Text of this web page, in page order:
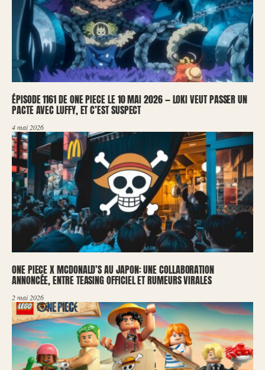
ÉPISODE 1161 DE ONE PIECE LE 10 MAI 2026 — LOKI VEUT PASSER UN
PACTE AVEC LUFFY, ET C’EST SUSPECT
4 mai 2026
ONE PIECE X MCDONALD’S AU JAPON: UNE COLLABORATION
ANNONCÉE, ENTRE TEASING OFFICIEL ET RUMEURS VIRALES
2 mai 2026